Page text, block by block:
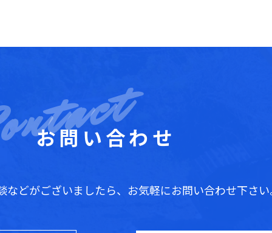
お問い合わせ
などがございましたら、お気軽にお問い合わせ下さ